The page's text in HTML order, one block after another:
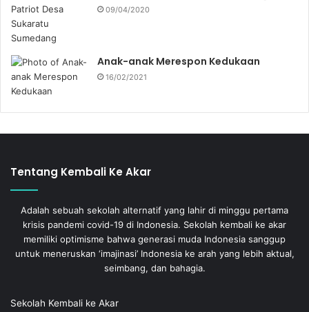
09/04/2020
Anak-anak Merespon Kedukaan
16/02/2021
Tentang Kembali Ke Akar
Adalah sebuah sekolah alternatif yang lahir di minggu pertama
krisis pandemi covid-19 di Indonesia. Sekolah kembali ke akar
memiliki optimisme bahwa generasi muda Indonesia sanggup
untuk meneruskan ‘imajinasi’ Indonesia ke arah yang lebih aktual,
seimbang, dan bahagia.
Sekolah Kembali ke Akar